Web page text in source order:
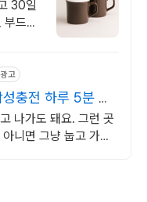
30일
드럽
광고
충전 하루 5분 힐
나가도 돼요. 그런 곳
니면 그냥 눕고 가세